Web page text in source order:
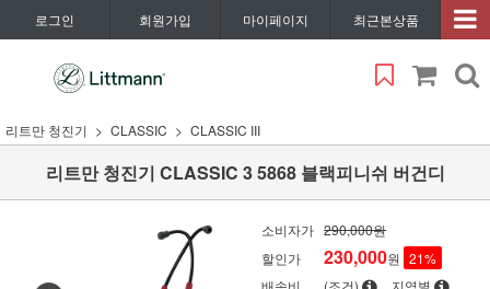
로그인 회원가입 마이페이지 최근본상품
리트만 청진기 CLASSIC CLASSIC III
리트만 청진기 CLASSIC 3 5868 블랙피니쉬 버건디
소비자가 290,000원
할인가
230,000원 21%
배송비
(조건) 지역별